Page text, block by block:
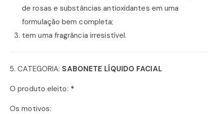
de rosas e substâncias antioxidantes em uma
formulação bem completa;
tem uma fragrância irresistível.
5. CATEGORIA: SABONETE LÍQUIDO FACIAL
O produto eleito: *
Os motivos: